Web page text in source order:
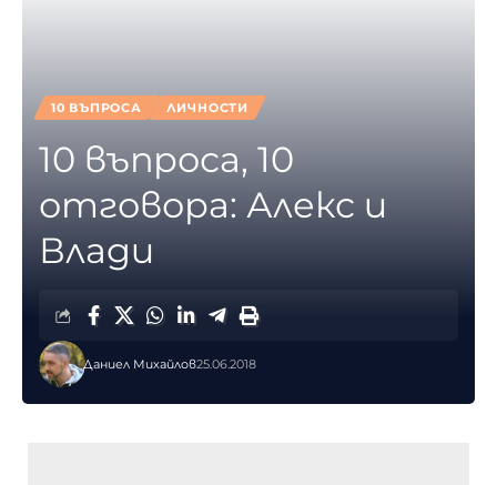
10 ВЪПРОСА ЛИЧНОСТИ
10 въпроса, 10
отговора: Алекс и
Влади
Даниел Михайлов25.06.2018